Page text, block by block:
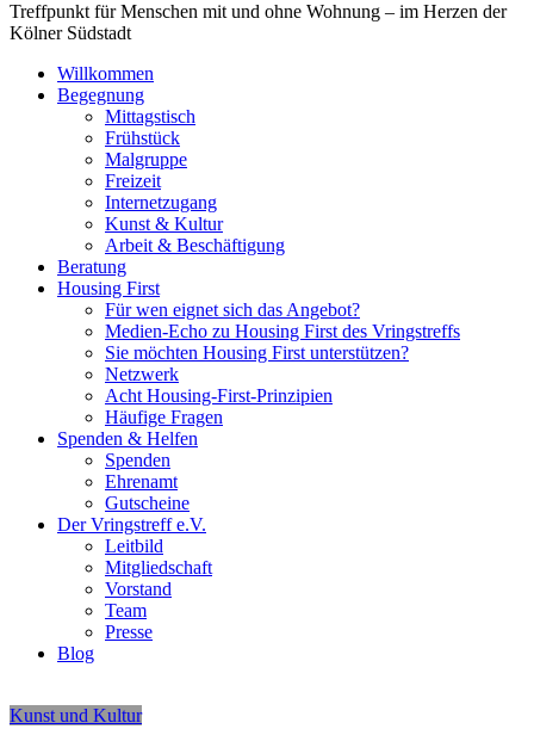
Treffpunkt für Menschen mit und ohne Wohnung – im Herzen der
Kölner Südstadt
Willkommen
Begegnung
Mittagstisch
Frühstück
Malgruppe
Freizeit
Internetzugang
Kunst & Kultur
Arbeit & Beschäftigung
Beratung
Housing First
Für wen eignet sich das Angebot?
Medien-Echo zu Housing First des Vringstreffs
Sie möchten Housing First unterstützen?
Netzwerk
Acht Housing-First-Prinzipien
Häufige Fragen
Spenden & Helfen
Spenden
Ehrenamt
Gutscheine
Der Vringstreff e.V.
Leitbild
Mitgliedschaft
Vorstand
Team
Presse
Blog
Kunst und Kultur